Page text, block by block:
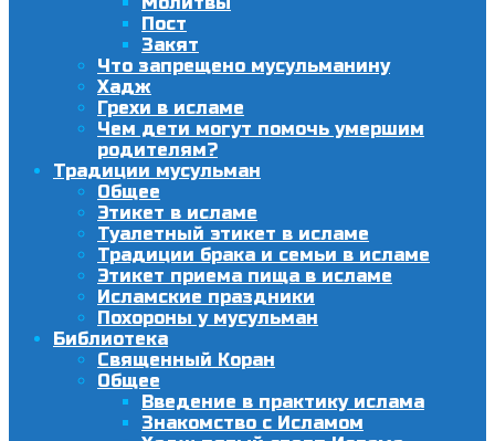
Пост
Закят
Что запрещено мусульманину
Хадж
Грехи в исламе
Чем дети могут помочь умершим
родителям?
Традиции мусульман
Общее
Этикет в исламе
Туалетный этикет в исламе
Традиции брака и семьи в исламе
Этикет приема пища в исламе
Исламские праздники
Похороны у мусульман
Библиотека
Священный Коран
Общее
Введение в практику ислама
Знакомство с Исламом